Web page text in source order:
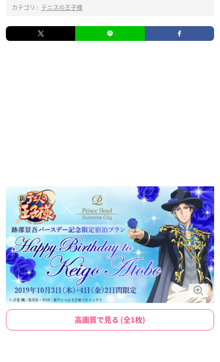
カテゴリ : テニスの王子様
高画質で見る (全1枚)